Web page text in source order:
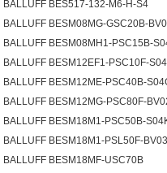
BALLUFF BES517-132-M6-H-S4
BALLUFF BESM08MG-GSC20B-
BALLUFF BESM08MH1-PSC15B-
BALLUFF BESM12EF1-PSC10F-
BALLUFF BESM12ME-PSC40B-
BALLUFF BESM12MG-PSC80F-
BALLUFF BESM18M1-PSC50B-
BALLUFF BESM18M1-PSL50F-
BALLUFF BESM18MF-USC70B